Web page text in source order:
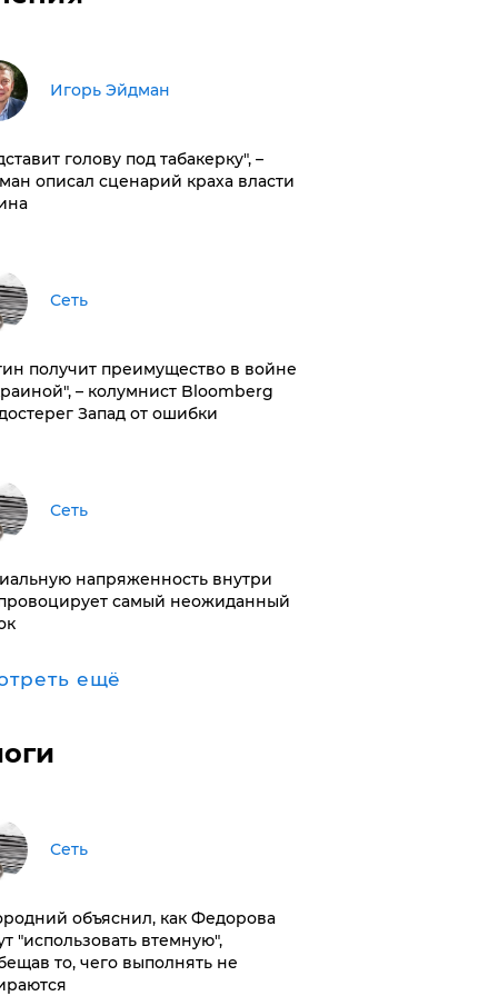
Игорь Эйдман
голову под табакерку", –
описал сценарий краха власти
Сеть
получит преимущество в войне
– колумнист Bloomberg
Запад от ошибки
Сеть
напряженность внутри
самый неожиданный
ещё
Сеть
объяснил, как Федорова
"использовать втемную",
то, чего выполнять не